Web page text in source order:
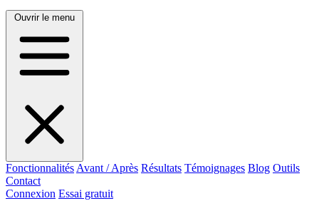
Ouvrir le menu
Fonctionnalités Avant / Après Résultats Témoignages Blog Outils
Contact
Connexion Essai gratuit